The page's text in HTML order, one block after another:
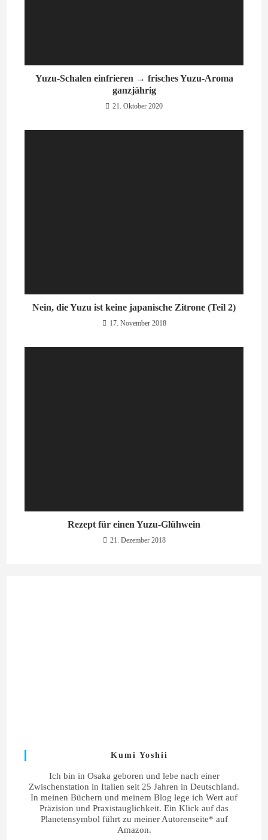
Yuzu-Schalen einfrieren → frisches Yuzu-Aroma
ganzjährig
21. Oktober 2020
Nein, die Yuzu ist keine japanische Zitrone (Teil 2)
17. November 2018
Rezept für einen Yuzu-Glühwein
21. Dezember 2018
Kumi Yoshii
Ich bin in Osaka geboren und lebe nach einer
Zwischenstation in Italien seit 25 Jahren in Deutschland.
In meinen Büchern und meinem Blog lege ich Wert auf
Präzision und Praxistauglichkeit. Ein Klick auf das
Planetensymbol führt zu meiner Autorenseite* auf
Amazon.